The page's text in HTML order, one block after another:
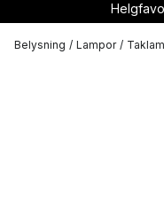
Belysning / Lampor /